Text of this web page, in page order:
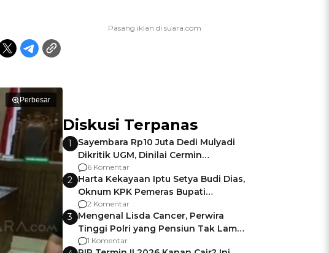
Perbesar
Diskusi Terpanas
1
Sayembara Rp10 Juta Dedi Mulyadi
Dikritik UGM, Dinilai Cermin
Gagalnya Negara Jamin Keamanan
6 Komentar
2 Harta Kekayaan Iptu Setya Budi Dias,
Oknum KPK Pemeras Bupati
Pemalang
2 Komentar
3 Mengenal Lisda Cancer, Perwira
Tinggi Polri yang Pensiun Tak Lama
Usai Jadi Brigjen
1 Komentar